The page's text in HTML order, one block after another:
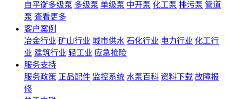
自平衡多级泵 多级泵 单级泵 中开泵 化工泵 排污泵 管道
泵 查看更多
客户案例
冶金行业 矿山行业 城市供水 石化行业 电力行业 化工行
业 建筑行业 轻工业 应急抢险
服务支持
服务政策 正品配件 监控系统 水泵百科 资料下载 故障报
修